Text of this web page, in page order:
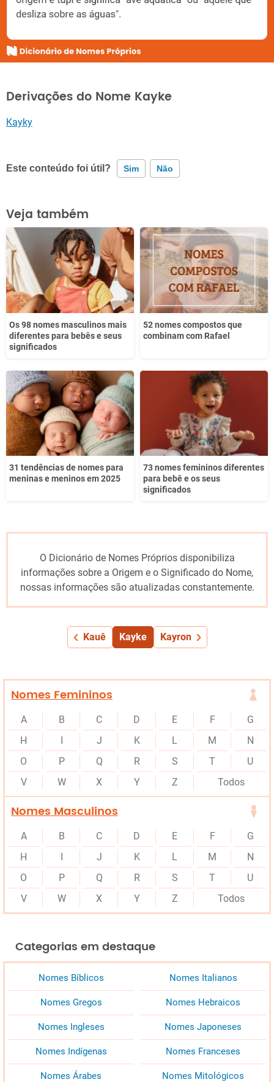
Derivações do Nome Kayke
Kayky
Este conteúdo foi útil? Sim Não
Este conteúdo contém informação incorreta
Este conteúdo não tem a informação que procuro
Outro
Veja também
Os 98 nomes masculinos mais
diferentes para bebês e seus
significados
52 nomes compostos que
combinam com Rafael
31 tendências de nomes para
meninas e meninos em 2025
73 nomes femininos diferentes
para bebê e os seus
significados
O Dicionário de Nomes Próprios disponibiliza
informações sobre a Origem e o Significado do Nome,
nossas informações são atualizadas constantemente.
Kauê Kayke Kayron
Nomes Femininos
A B C D E F
G
H
I J K L M
N
O
P Q R S T
U
V
W X Y Z Todos
Nomes Masculinos
A B C D E F
G
H
I J K L M
N
O
P Q R S T
U
V
W X Y Z Todos
Categorias em destaque
Nomes Bíblicos Nomes Italianos
Nomes Gregos Nomes Hebraicos
Nomes Ingleses Nomes Japoneses
Nomes Indígenas Nomes Franceses
Nomes Árabes Nomes Mitológicos